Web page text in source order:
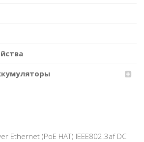
Ethernet (PoE HAT) IEEE802.3af DC